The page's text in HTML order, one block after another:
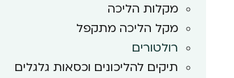
מקלות הליכה
מקל הליכה מתקפל
רולטורים
תיקים להליכונים וכסאות גלגלים